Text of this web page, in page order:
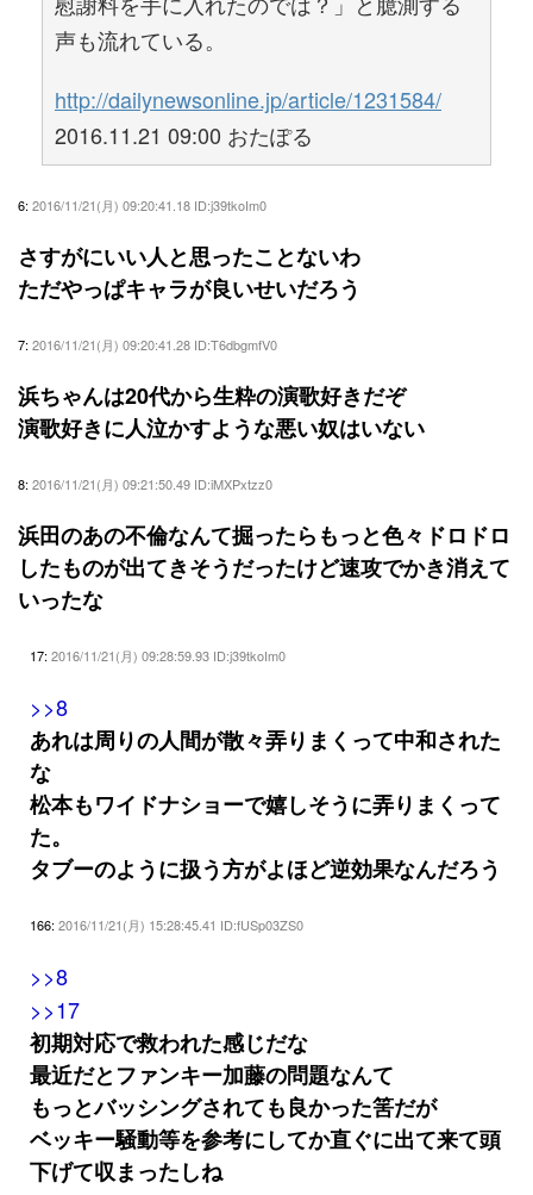
声も流れている。
http://dailynewsonline.jp/article/1231584/
2016.11.21 09:00 おたぽる
6: 2016/11/21(月) 09:20:41.18 ID:j39tkoIm0
さすがにいい人と思ったことないわ
ただやっぱキャラが良いせいだろう
7: 2016/11/21(月) 09:20:41.28 ID:T6dbgmfV0
浜ちゃんは20代から生粋の演歌好きだぞ
演歌好きに人泣かすような悪い奴はいない
8: 2016/11/21(月) 09:21:50.49 ID:iMXPxtzz0
浜田のあの不倫なんて掘ったらもっと色々ドロドロ
したものが出てきそうだったけど速攻でかき消えて
いったな
17: 2016/11/21(月) 09:28:59.93 ID:j39tkoIm0
>>8
あれは周りの人間が散々弄りまくって中和された
な
松本もワイドナショーで嬉しそうに弄りまくって
た。
タブーのように扱う方がよほど逆効果なんだろう
166: 2016/11/21(月) 15:28:45.41 ID:fUSp03ZS0
>>8
>>17
初期対応で救われた感じだな
最近だとファンキー加藤の問題なんて
もっとバッシングされても良かった筈だが
ベッキー騒動等を参考にしてか直ぐに出て来て頭
下げて収まったしね